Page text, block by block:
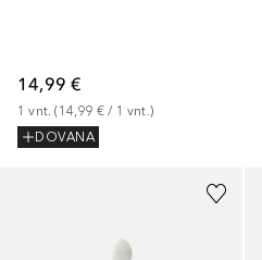
14,99 €
1 vnt. (14,99 € / 1 vnt.)
DOVANA